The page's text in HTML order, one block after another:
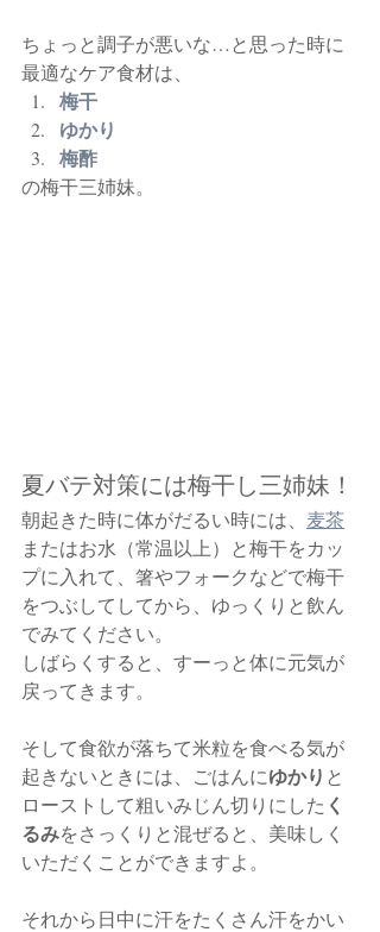
ちょっと調子が悪いな…と思った時に
最適なケア食材は、
梅干
ゆかり
梅酢
の梅干三姉妹。
夏バテ対策には梅干し三姉妹！
朝起きた時に体がだるい時には、 麦茶
またはお水（常温以上）と梅干をカッ
プに入れて、箸やフォークなどで梅干
をつぶしてしてから、ゆっくりと飲ん
でみてください。
しばらくすると、すーっと体に元気が
戻ってきます。
そして食欲が落ちて米粒を食べる気が
起きないときには、ごはんにゆかり と
ローストして粗いみじん切りにした く
るみをさっくりと混ぜると、美味しく
いただくことができますよ。
それから日中に汗をたくさん汗をかい